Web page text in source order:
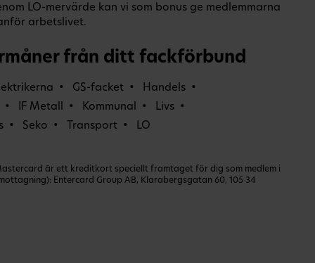
LO-mervärde kan vi som bonus ge medlemmarna
arbetslivet.
från ditt fackförbund
GS-facket
Handels
IF Metall
Kommunal
Livs
Seko Transport LO
är ett kreditkort speciellt framtaget för dig som medlem i
Entercard Group AB, Klarabergsgatan 60, 105 34